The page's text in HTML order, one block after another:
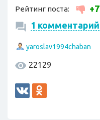
Рейтинг поста:
+7
1 комментарий
yaroslav1994chaban
22129